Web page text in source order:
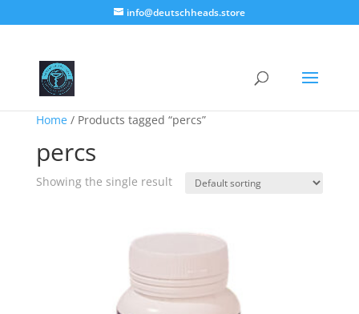
info@deutschheads.store
Home/ Products tagged “percs”
percs
Showing the single result